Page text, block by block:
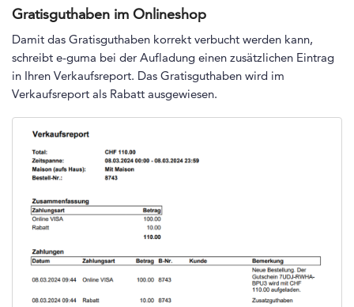
Gratisguthaben im Onlineshop
Damit das Gratisguthaben korrekt verbucht werden kann,
schreibt e-guma bei der Aufladung einen zusätzlichen Eintrag
in Ihren Verkaufsreport. Das Gratisguthaben wird im
Verkaufsreport als Rabatt ausgewiesen.